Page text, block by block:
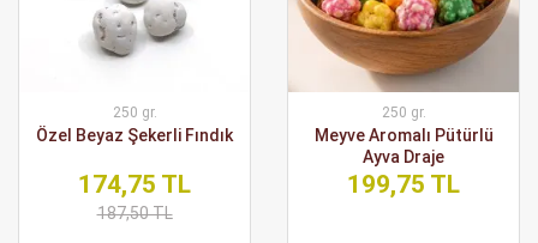
250 gr.
Özel Beyaz Şekerli Fındık
174,75 TL
187,50 TL
250 gr.
Meyve Aromalı Pütürlü
Ayva Draje
199,75 TL